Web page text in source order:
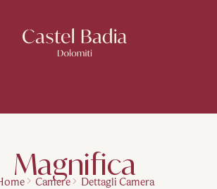
Magnifica
Camere Dettagli Camera